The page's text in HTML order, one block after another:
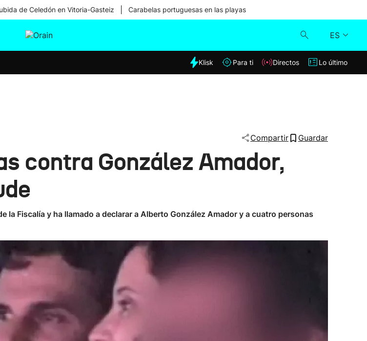
de Celedón en Vitoria-Gasteiz Carabelas portuguesas en las playas
ES
Klisk
Klisk Para ti Directos Lo último
Compartir Guardar
contra González Amador,
la Fiscalía y ha llamado a declarar a Alberto González Amador y a cuatro personas